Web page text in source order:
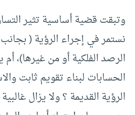
وتبقت قضية أساسية تثير
نستمر في إجراء الرؤية (
الرصد الفلكية أو من غيرها)،
الحسابات لبناء تقويم ثابت
الرؤية القديمة ؟ ولا يزال